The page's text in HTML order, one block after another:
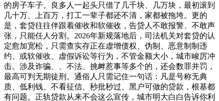
的房子车子。良多人一起头只借了几千块、几万块，最初滚到
几十万、上百万，打工一辈子都还不清，家都被拖垮。更的
是，套贷往往伴跟着催收和软催收，告贷人不敢报警、不敢声
张，只能任人分割。2026年新规落地后，司法机关对套贷的认
定愈加宽松，只需查实存正在虚增债权、伪制、恶意制制违
约、或软催收、虚假诉讼等行为，不管金额大小，城市峻厉冲
击。涉及诈骗、、不法、挑衅惹事等多个的，还会数罪并罚，
最高可判无期徒刑。通俗人只需记住一句话：凡是号称无典
质、低利钱、不看征信、秒批秒过、黑户可做的贷款，根基都
有问题。正轨贷款从来不会这么宣传，城市明大白白告诉你利